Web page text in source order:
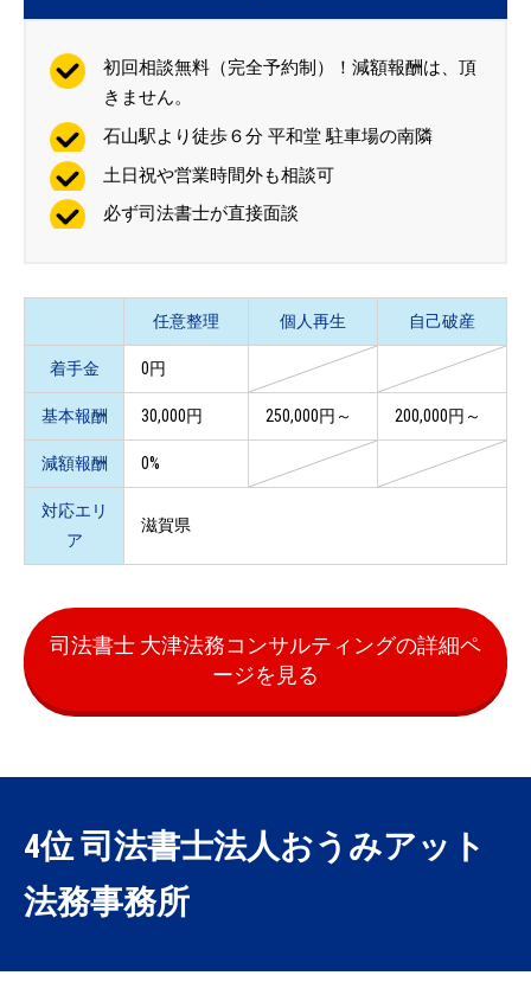
初回相談無料（完全予約制）！減額報酬は、頂
きません。
石山駅より徒歩６分 平和堂 駐車場の南隣
土日祝や営業時間外も相談可
必ず司法書士が直接面談
任意整理 個人再生 自己破産
着手金 0円
基本報酬 30,000円 250,000円～ 200,000円～
減額報酬 0%
対応エリ
ア
滋賀県
司法書士 大津法務コンサルティングの詳細ペ
ージを見る
4位 司法書士法人おうみアット
法務事務所